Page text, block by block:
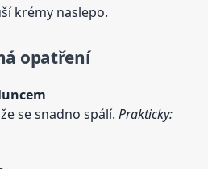
krémy naslepo.
opatření
se snadno spálí.Prakticky: